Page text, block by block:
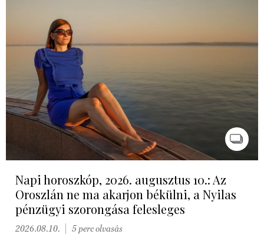
Napi horoszkóp, 2026. augusztus 10.: Az
Oroszlán ne ma akarjon békülni, a Nyilas
pénzügyi szorongása felesleges
2026.08.10. 5 perc olvasás